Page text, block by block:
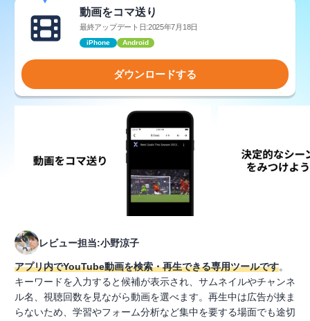
動画をコマ送り
最終アップデート日:2025年7月18日
iPhone Android
ダウンロードする
レビュー担当:小野涼子
アプリ内でYouTube動画を検索・再生できる専用ツールです。
キーワードを入力すると候補が表示され、サムネイルやチャンネ
ル名、視聴回数を見ながら動画を選べます。再生中は広告が挟ま
らないため、学習やフォーム分析など集中を要する場面でも途切